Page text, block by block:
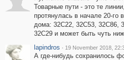
Товарные пути - это те
протянулась в начале 20-го
дома: 32С22, 32С53, 32С86,
32С29 и может быть чуть
lapindros · 19 November 2018,
А где-нибудь сохранилось